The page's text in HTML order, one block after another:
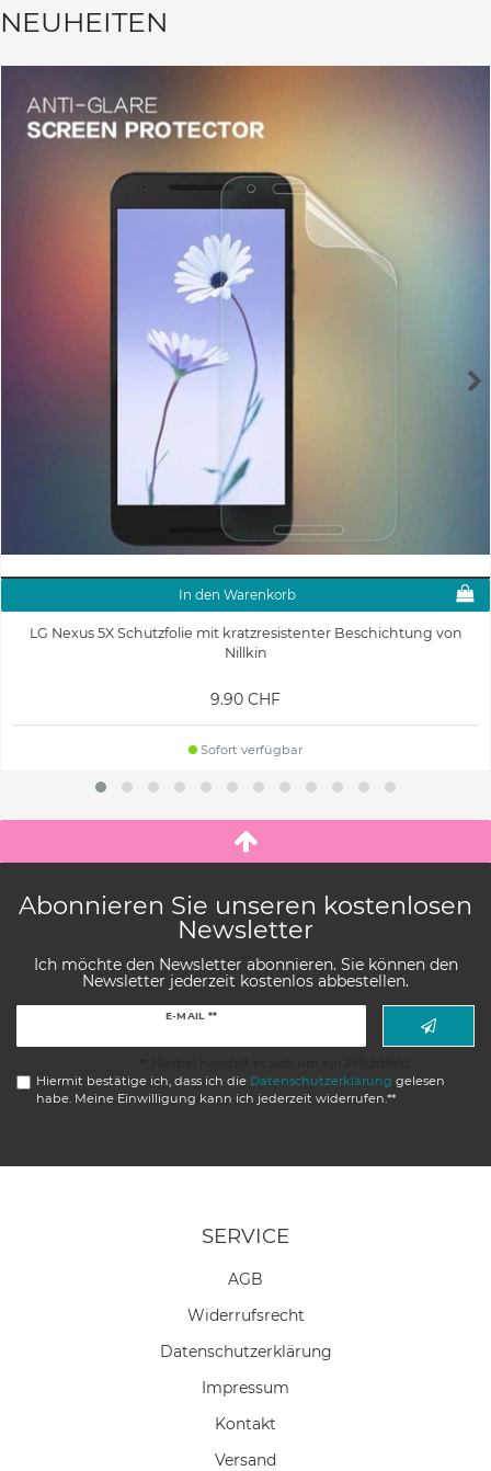
NEUHEITEN
In den Warenkorb
LG Nexus 5X Schutzfolie mit kratzresistenter Beschichtung von
Nillkin
9.90 CHF
Sofort verfügbar
Abonnieren Sie unseren kostenlosen
Newsletter
Ich möchte den Newsletter abonnieren. Sie können den
Newsletter jederzeit kostenlos abbestellen.
E-MAIL **
Hiermit bestätige ich, dass ich die Daten­schutz­erklärung gelesen
habe. Meine Einwilligung kann ich jederzeit widerrufen.**
SERVICE
AGB
Widerrufs­recht
Daten­schutz­erklärung
Impressum
Kontakt
Versand